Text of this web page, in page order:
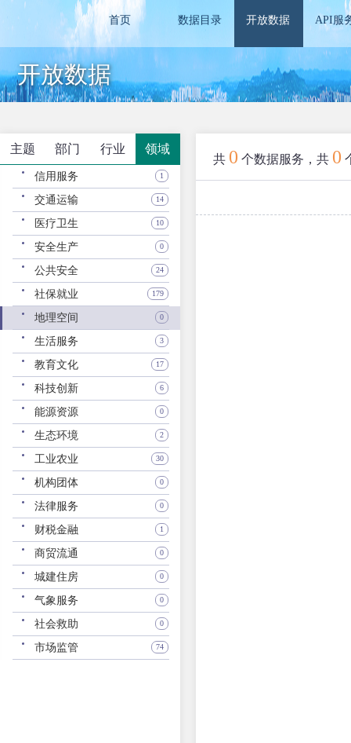
首页 数据目录 开放数据 API服
开放数据
主题 部门 行业 领域
信用服务 1
交通运输 14
医疗卫生 10
安全生产 0
公共安全 24
社保就业 179
地理空间 0
生活服务 3
教育文化 17
科技创新 6
能源资源 0
生态环境 2
工业农业 30
机构团体 0
法律服务 0
财税金融 1
商贸流通 0
城建住房 0
气象服务 0
社会救助 0
市场监管 74
共 0 个数据服务，共 0